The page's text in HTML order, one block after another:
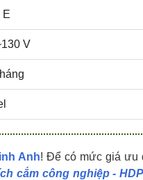
E
V
Anh! Để có mức giá ưu
cắm công nghiệp - HDP